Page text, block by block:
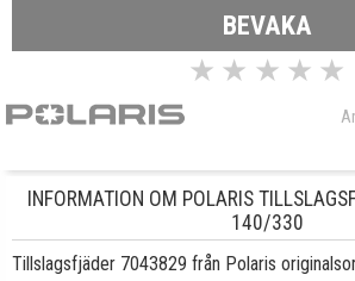
BEVAKA
★ ★ ★ ★ ★
INFORMATION OM POLARIS
140/330
Tillslagsfjäder 7043829 från Polaris